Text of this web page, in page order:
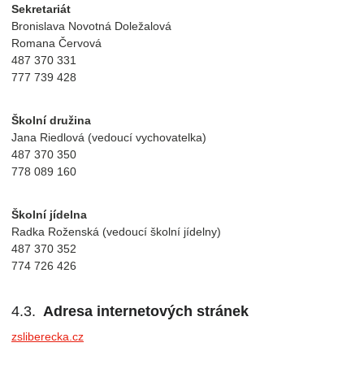
Sekretariát
Bronislava Novotná Doležalová
Romana Červová
487 370 331
777 739 428
Školní družina
Jana Riedlová (vedoucí vychovatelka)
487 370 350
778 089 160
Školní jídelna
Radka Roženská (vedoucí školní jídelny)
487 370 352
774 726 426
Adresa internetových stránek
zsliberecka.cz